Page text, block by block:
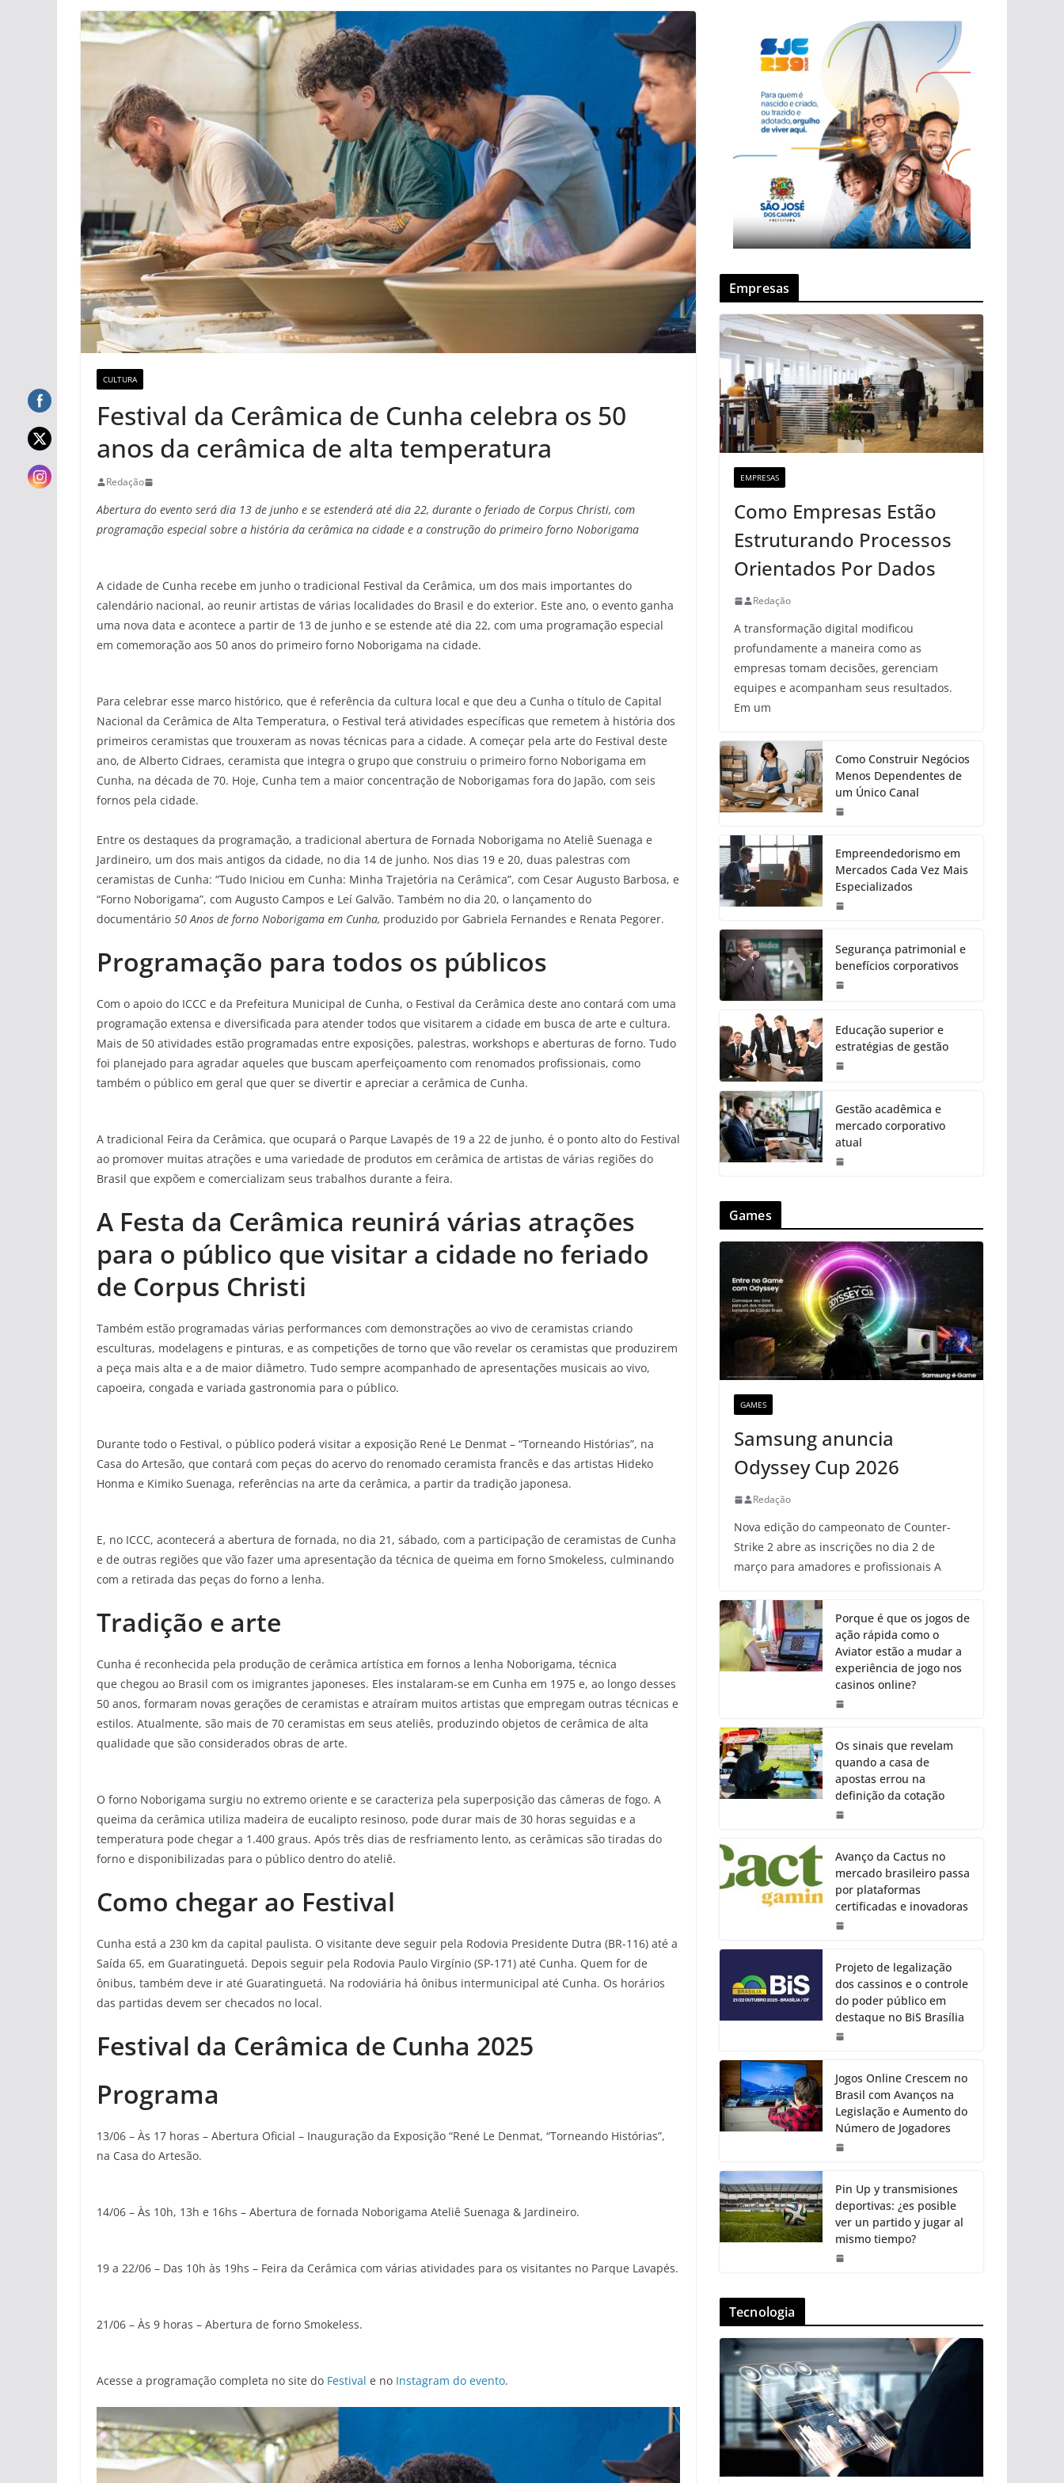
CULTURA
Festival da Cerâmica de Cunha celebra os 50
anos da cerâmica de alta temperatura
Redação
Abertura do evento será dia 13 de junho e se estenderá até dia 22, durante o feriado de Corpus Christi, com
programação especial sobre a história da cerâmica na cidade e a construção do primeiro forno Noborigama
A cidade de Cunha recebe em junho o tradicional Festival da Cerâmica, um dos mais importantes do
calendário nacional, ao reunir artistas de várias localidades do Brasil e do exterior. Este ano, o evento ganha
uma nova data e acontece a partir de 13 de junho e se estende até dia 22, com uma programação especial
em comemoração aos 50 anos do primeiro forno Noborigama na cidade.
Para celebrar esse marco histórico, que é referência da cultura local e que deu a Cunha o título de Capital
Nacional da Cerâmica de Alta Temperatura, o Festival terá atividades específicas que remetem à história dos
primeiros ceramistas que trouxeram as novas técnicas para a cidade. A começar pela arte do Festival deste
ano, de Alberto Cidraes, ceramista que integra o grupo que construiu o primeiro forno Noborigama em
Cunha, na década de 70. Hoje, Cunha tem a maior concentração de Noborigamas fora do Japão, com seis
fornos pela cidade.
Entre os destaques da programação, a tradicional abertura de Fornada Noborigama no Ateliê Suenaga e
Jardineiro, um dos mais antigos da cidade, no dia 14 de junho. Nos dias 19 e 20, duas palestras com
ceramistas de Cunha: “Tudo Iniciou em Cunha: Minha Trajetória na Cerâmica”, com Cesar Augusto Barbosa, e
“Forno Noborigama”, com Augusto Campos e Leí Galvão. Também no dia 20, o lançamento do
documentário 50 Anos de forno Noborigama em Cunha, produzido por Gabriela Fernandes e Renata Pegorer.
Programação para todos os públicos
Com o apoio do ICCC e da Prefeitura Municipal de Cunha, o Festival da Cerâmica deste ano contará com uma
programação extensa e diversificada para atender todos que visitarem a cidade em busca de arte e cultura.
Mais de 50 atividades estão programadas entre exposições, palestras, workshops e aberturas de forno. Tudo
foi planejado para agradar aqueles que buscam aperfeiçoamento com renomados profissionais, como
também o público em geral que quer se divertir e apreciar a cerâmica de Cunha.
A tradicional Feira da Cerâmica, que ocupará o Parque Lavapés de 19 a 22 de junho, é o ponto alto do Festival
ao promover muitas atrações e uma variedade de produtos em cerâmica de artistas de várias regiões do
Brasil que expõem e comercializam seus trabalhos durante a feira.
A Festa da Cerâmica reunirá várias atrações
para o público que visitar a cidade no feriado
de Corpus Christi
Também estão programadas várias performances com demonstrações ao vivo de ceramistas criando
esculturas, modelagens e pinturas, e as competições de torno que vão revelar os ceramistas que produzirem
a peça mais alta e a de maior diâmetro. Tudo sempre acompanhado de apresentações musicais ao vivo,
capoeira, congada e variada gastronomia para o público.
Durante todo o Festival, o público poderá visitar a exposição René Le Denmat – “Torneando Histórias”, na
Casa do Artesão, que contará com peças do acervo do renomado ceramista francês e das artistas Hideko
Honma e Kimiko Suenaga, referências na arte da cerâmica, a partir da tradição japonesa.
E, no ICCC, acontecerá a abertura de fornada, no dia 21, sábado, com a participação de ceramistas de Cunha
e de outras regiões que vão fazer uma apresentação da técnica de queima em forno Smokeless, culminando
com a retirada das peças do forno a lenha.
Tradição e arte
Cunha é reconhecida pela produção de cerâmica artística em fornos a lenha Noborigama, técnica
que chegou ao Brasil com os imigrantes japoneses. Eles instalaram-se em Cunha em 1975 e, ao longo desses
50 anos, formaram novas gerações de ceramistas e atraíram muitos artistas que empregam outras técnicas e
estilos. Atualmente, são mais de 70 ceramistas em seus ateliês, produzindo objetos de cerâmica de alta
qualidade que são considerados obras de arte.
O forno Noborigama surgiu no extremo oriente e se caracteriza pela superposição das câmeras de fogo. A
queima da cerâmica utiliza madeira de eucalipto resinoso, pode durar mais de 30 horas seguidas e a
temperatura pode chegar a 1.400 graus. Após três dias de resfriamento lento, as cerâmicas são tiradas do
forno e disponibilizadas para o público dentro do ateliê.
Como chegar ao Festival
Cunha está a 230 km da capital paulista. O visitante deve seguir pela Rodovia Presidente Dutra (BR-116) até a
Saída 65, em Guaratinguetá. Depois seguir pela Rodovia Paulo Virgínio (SP-171) até Cunha. Quem for de
ônibus, também deve ir até Guaratinguetá. Na rodoviária há ônibus intermunicipal até Cunha. Os horários
das partidas devem ser checados no local.
Festival da Cerâmica de Cunha 2025
Programa
13/06 – Às 17 horas – Abertura Oficial – Inauguração da Exposição “René Le Denmat, “Torneando Histórias”,
na Casa do Artesão.
14/06 – Às 10h, 13h e 16hs – Abertura de fornada Noborigama Ateliê Suenaga & Jardineiro.
19 a 22/06 – Das 10h às 19hs – Feira da Cerâmica com várias atividades para os visitantes no Parque Lavapés.
21/06 – Às 9 horas – Abertura de forno Smokeless.
Acesse a programação completa no site do Festival e no Instagram do evento.
Empresas
EMPRESAS
Como Empresas Estão
Estruturando Processos
Orientados Por Dados
Redação
A transformação digital modificou
profundamente a maneira como as
empresas tomam decisões, gerenciam
equipes e acompanham seus resultados.
Em um
Como Construir Negócios
Menos Dependentes de
um Único Canal
Empreendedorismo em
Mercados Cada Vez Mais
Especializados
Segurança patrimonial e
benefícios corporativos
Educação superior e
estratégias de gestão
Gestão acadêmica e
mercado corporativo
atual
Games
GAMES
Samsung anuncia
Odyssey Cup 2026
Redação
Nova edição do campeonato de Counter-
Strike 2 abre as inscrições no dia 2 de
março para amadores e profissionais A
Porque é que os jogos de
ação rápida como o
Aviator estão a mudar a
experiência de jogo nos
casinos online?
Os sinais que revelam
quando a casa de
apostas errou na
definição da cotação
Avanço da Cactus no
mercado brasileiro passa
por plataformas
certificadas e inovadoras
Projeto de legalização
dos cassinos e o controle
do poder público em
destaque no BiS Brasília
Jogos Online Crescem no
Brasil com Avanços na
Legislação e Aumento do
Número de Jogadores
Pin Up y transmisiones
deportivas: ¿es posible
ver un partido y jugar al
mismo tiempo?
Tecnologia